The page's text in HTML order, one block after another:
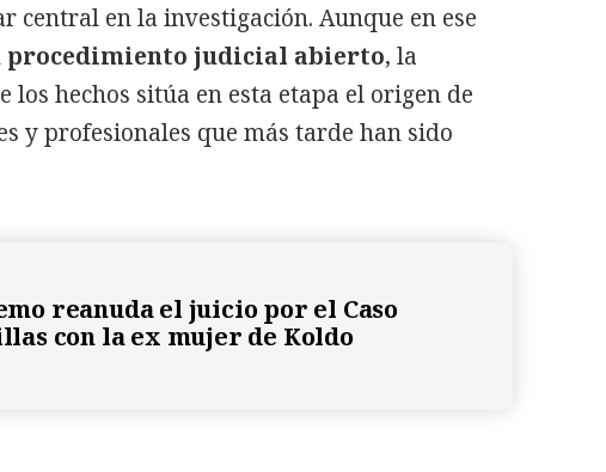
central en la investigación. Aunque en ese
procedimiento judicial abierto, la
hechos sitúa en esta etapa el origen de
y profesionales que más tarde han sido
reanuda el juicio por el Caso
con la ex mujer de Koldo